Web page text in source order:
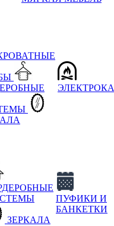
ЗЕРКАЛА
ПУФИКИ И
БАНКЕТКИ